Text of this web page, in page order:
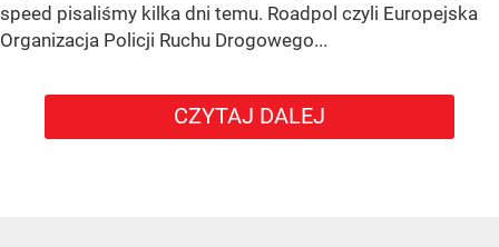
speed pisaliśmy kilka dni temu. Roadpol czyli Europejska
Organizacja Policji Ruchu Drogowego...
CZYTAJ DALEJ